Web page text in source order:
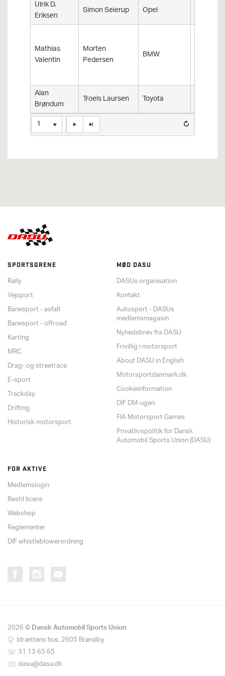
Ulrik D.
Eriksen Simon Seierup Opel
Mathias
Valentin
Morten
Pedersen BMW
Alan
Brøndum Troels Laursen Toyota
1
SPORTSGRENE
Rally
Vejsport
Banesport - asfalt
Banesport - offroad
Karting
MRC
Drag- og streetrace
E-sport
Trackday
Drifting
Historisk motorsport
MØD DASU
DASUs organisation
Kontakt
Autosport - DASUs
medlemsmagasin
Nyhedsbrev fra DASU
Frivillig i motorsport
About DASU in English
Motorsportdanmark.dk
Cookieinformation
DIF DM-ugen
FIA Motorsport Games
Privatlivspolitik for Dansk
Automobil Sports Union (DASU)
FOR AKTIVE
Medlemslogin
Bestil licens
Webshop
Reglementer
DIF whistleblowerordning
2026 ©Dansk Automobil Sports Union
Idrættens hus, 2605 Brøndby
31 13 65 65
dasu@dasu.dk